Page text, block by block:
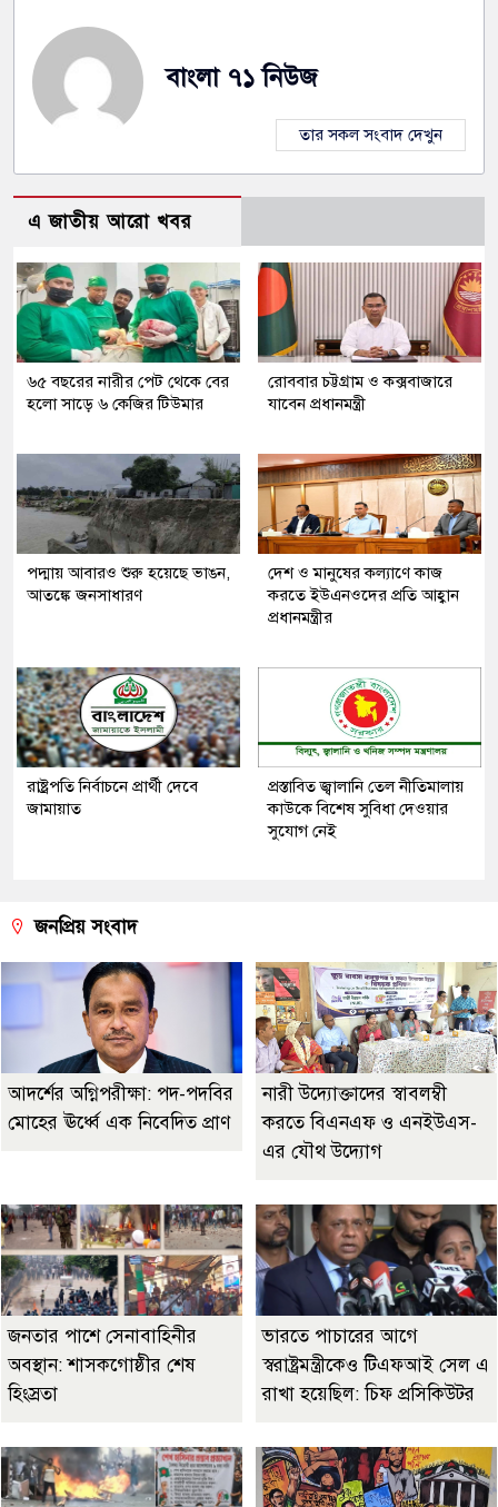
বাংলা ৭১ নিউজ
তার সকল সংবাদ দেখুন
এ জাতীয় আরো খবর
৬৫ বছরের নারীর পেট থেকে বের
হলো সাড়ে ৬ কেজির টিউমার
রোববার চট্টগ্রাম ও কক্সবাজারে
যাবেন প্রধানমন্ত্রী
পদ্মায় আবারও শুরু হয়েছে ভাঙন,
আতঙ্কে জনসাধারণ
দেশ ও মানুষের কল্যাণে কাজ
করতে ইউএনওদের প্রতি আহ্বান
প্রধানমন্ত্রীর
রাষ্ট্রপতি নির্বাচনে প্রার্থী দেবে
জামায়াত
প্রস্তাবিত জ্বালানি তেল নীতিমালায়
কাউকে বিশেষ সুবিধা দেওয়ার
সুযোগ নেই
জনপ্রিয় সংবাদ
আদর্শের অগ্নিপরীক্ষা: পদ-পদবির
মোহের ঊর্ধ্বে এক নিবেদিত প্রাণ
নারী উদ্যোক্তাদের স্বাবলম্বী
করতে বিএনএফ ও এনইউএস-
এর যৌথ উদ্যোগ
জনতার পাশে সেনাবাহিনীর
অবস্থান: শাসকগোষ্ঠীর শেষ
হিংস্রতা
ভারতে পাচারের আগে
স্বরাষ্ট্রমন্ত্রীকেও টিএফআই সেল এ
রাখা হয়েছিল: চিফ প্রসিকিউটর